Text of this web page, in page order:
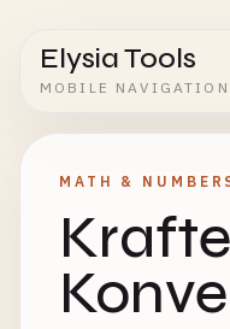
Elysia Tools
MOBILE NAVIGATION
MATH &